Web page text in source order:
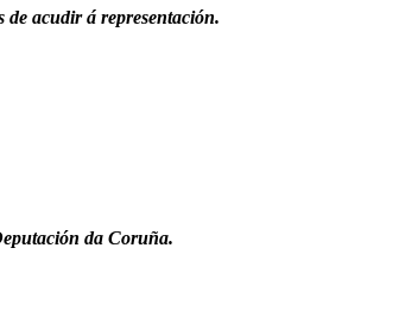
de acudir á representación.
da Coruña.